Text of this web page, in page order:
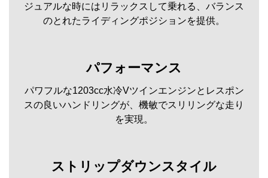
ジュアルな時にはリラックスして乗れる、バランス
のとれたライディングポジションを提供。
パフォーマンス
パワフルな1203cc水冷Vツインエンジンとレスポン
スの良いハンドリングが、機敏でスリリングな走り
を実現。
ストリップダウンスタイル